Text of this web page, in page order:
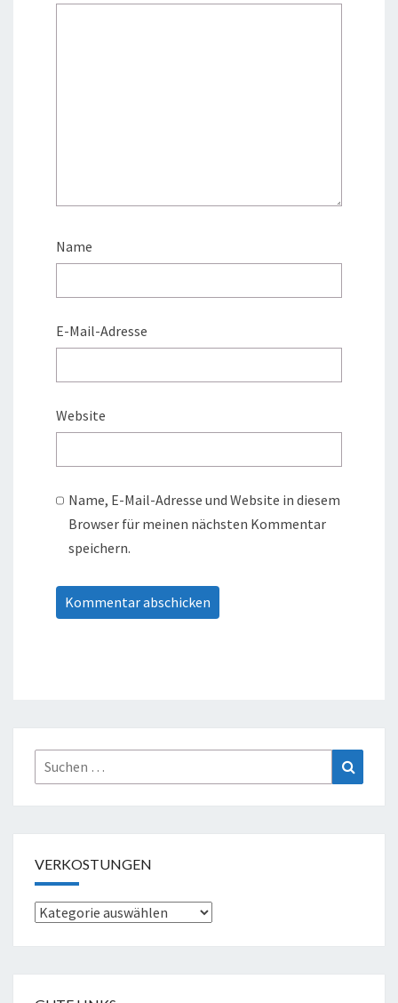
Name
E-Mail-Adresse
Website
Name, E-Mail-Adresse und Website in diesem
Browser für meinen nächsten Kommentar
speichern.
Suche
nach:
VERKOSTUNGEN
Verkostungen